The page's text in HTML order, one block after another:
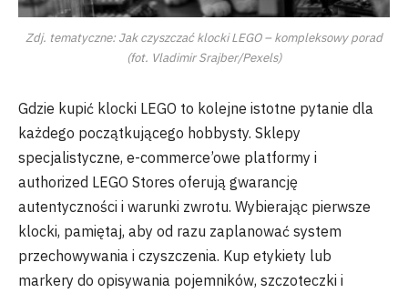
Zdj. tematyczne: Jak czyszczać klocki LEGO – kompleksowy porad
(fot. Vladimir Srajber/Pexels)
Gdzie kupić klocki LEGO to kolejne istotne pytanie dla
każdego początkującego hobbysty. Sklepy
specjalistyczne, e-commerce’owe platformy i
authorized LEGO Stores oferują gwarancję
autentyczności i warunki zwrotu. Wybierając pierwsze
klocki, pamiętaj, aby od razu zaplanować system
przechowywania i czyszczenia. Kup etykiety lub
markery do opisywania pojemników, szczoteczki i